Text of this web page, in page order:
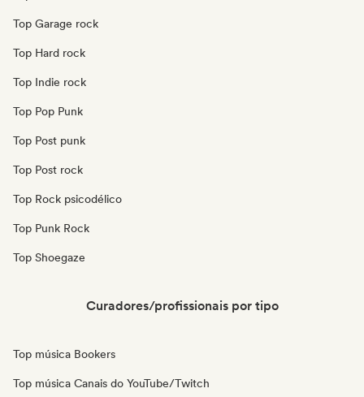
Top Garage rock
Top Hard rock
Top Indie rock
Top Pop Punk
Top Post punk
Top Post rock
Top Rock psicodélico
Top Punk Rock
Top Shoegaze
Curadores/profissionais por tipo
Top música Bookers
Top música Canais do YouTube/Twitch